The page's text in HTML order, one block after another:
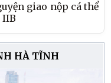
giao nộp cá thể
IIB
khai công tác
HÀ TĨNH